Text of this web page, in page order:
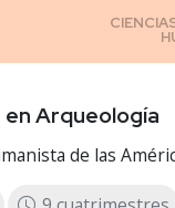
Arqueología
de las